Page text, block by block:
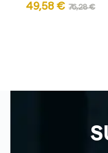
49,58 € 76,28 €